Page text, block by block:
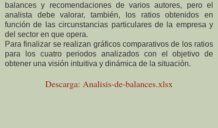
balances y recomendaciones de varios autores, pero el
analista debe valorar, también, los ratios obtenidos en
función de las circunstancias particulares de la empresa y
del sector en que opera.
Para finalizar se realizan gráficos comparativos de los ratios
para los cuatro periodos analizados con el objetivo de
obtener una visión intuitiva y dinámica de la situación.
Descarga: Analisis-de-balances.xlsx